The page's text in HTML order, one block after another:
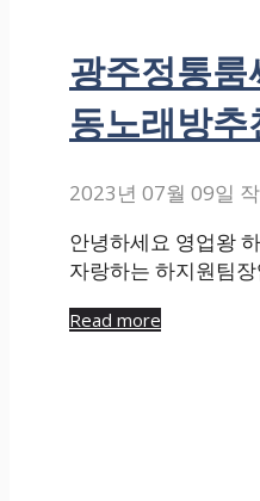
광주정통
동노래방추
2023년 07월 09일
안녕하세요 영업왕
자랑하는 하지원팀
Read more